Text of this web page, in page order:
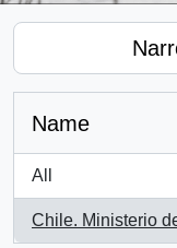
Name
All
Chile. Ministerio
, 1 results